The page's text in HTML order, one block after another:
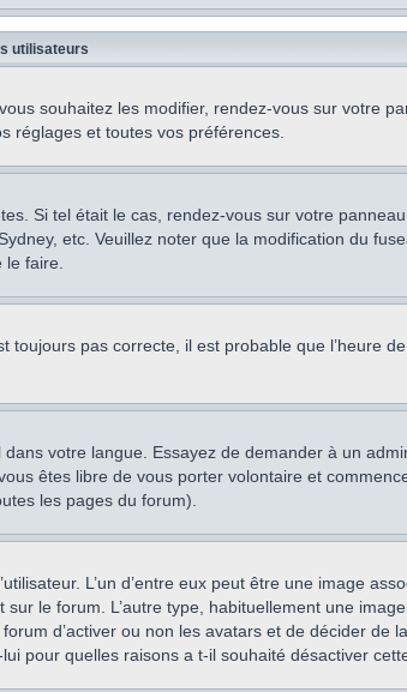
utilisateurs
souhaitez les modifier, rendez-vous sur votre
réglages et toutes vos préférences.
Si tel était le cas, rendez-vous sur votre
etc. Veuillez noter que la modification du
faire.
pas correcte, il est probable que l’heure
votre langue. Essayez de demander à un
êtes libre de vous porter volontaire et
les pages du forum).
L’un d’entre eux peut être une image
le forum. L’autre type, habituellement une
d’activer ou non les avatars et de décider de
pour quelles raisons a t-il souhaité désactiver